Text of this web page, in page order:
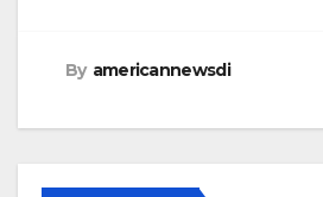
By americannewsdi